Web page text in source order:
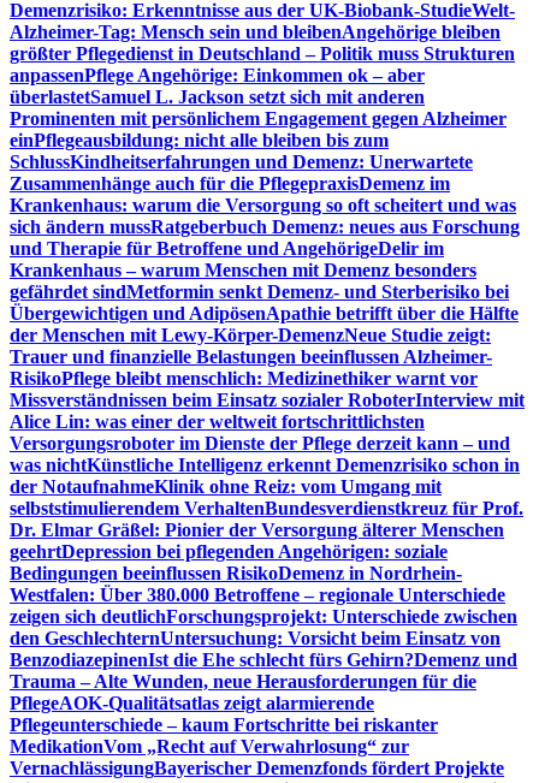
Demenzrisiko: Erkenntnisse aus der UK-Biobank-StudieWelt-
Alzheimer-Tag: Mensch sein und bleibenAngehörige bleiben
größter Pflegedienst in Deutschland – Politik muss Strukturen
anpassenPflege Angehörige: Einkommen ok – aber
überlastetSamuel L. Jackson setzt sich mit anderen
Prominenten mit persönlichem Engagement gegen Alzheimer
einPflegeausbildung: nicht alle bleiben bis zum
SchlussKindheitserfahrungen und Demenz: Unerwartete
Zusammenhänge auch für die PflegepraxisDemenz im
Krankenhaus: warum die Versorgung so oft scheitert und was
sich ändern mussRatgeberbuch Demenz: neues aus Forschung
und Therapie für Betroffene und AngehörigeDelir im
Krankenhaus – warum Menschen mit Demenz besonders
gefährdet sindMetformin senkt Demenz- und Sterberisiko bei
Übergewichtigen und AdipösenApathie betrifft über die Hälfte
der Menschen mit Lewy-Körper-DemenzNeue Studie zeigt:
Trauer und finanzielle Belastungen beeinflussen Alzheimer-
RisikoPflege bleibt menschlich: Medizinethiker warnt vor
Missverständnissen beim Einsatz sozialer RoboterInterview mit
Alice Lin: was einer der weltweit fortschrittlichsten
Versorgungsroboter im Dienste der Pflege derzeit kann – und
was nichtKünstliche Intelligenz erkennt Demenzrisiko schon in
der NotaufnahmeKlinik ohne Reiz: vom Umgang mit
selbststimulierendem VerhaltenBundesverdienstkreuz für Prof.
Dr. Elmar Gräßel: Pionier der Versorgung älterer Menschen
geehrtDepression bei pflegenden Angehörigen: soziale
Bedingungen beeinflussen RisikoDemenz in Nordrhein-
Westfalen: Über 380.000 Betroffene – regionale Unterschiede
zeigen sich deutlichForschungsprojekt: Unterschiede zwischen
den GeschlechternUntersuchung: Vorsicht beim Einsatz von
BenzodiazepinenIst die Ehe schlecht fürs Gehirn?Demenz und
Trauma – Alte Wunden, neue Herausforderungen für die
PflegeAOK-Qualitätsatlas zeigt alarmierende
Pflegeunterschiede – kaum Fortschritte bei riskanter
MedikationVom „Recht auf Verwahrlosung“ zur
VernachlässigungBayerischer Demenzfonds fördert Projekte